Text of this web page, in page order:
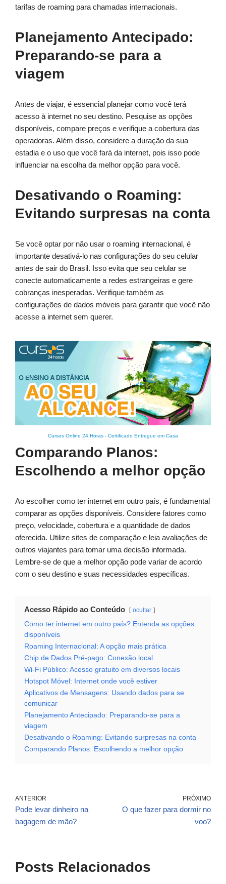
tarifas de roaming para chamadas internacionais.
Planejamento Antecipado:
Preparando-se para a
viagem
Antes de viajar, é essencial planejar como você terá
acesso à internet no seu destino. Pesquise as opções
disponíveis, compare preços e verifique a cobertura das
operadoras. Além disso, considere a duração da sua
estadia e o uso que você fará da internet, pois isso pode
influenciar na escolha da melhor opção para você.
Desativando o Roaming:
Evitando surpresas na conta
Se você optar por não usar o roaming internacional, é
importante desativá-lo nas configurações do seu celular
antes de sair do Brasil. Isso evita que seu celular se
conecte automaticamente a redes estrangeiras e gere
cobranças inesperadas. Verifique também as
configurações de dados móveis para garantir que você não
acesse a internet sem querer.
Cursos Online 24 Horas - Certificado Entregue em Casa
Comparando Planos:
Escolhendo a melhor opção
Ao escolher como ter internet em outro país, é fundamental
comparar as opções disponíveis. Considere fatores como
preço, velocidade, cobertura e a quantidade de dados
oferecida. Utilize sites de comparação e leia avaliações de
outros viajantes para tomar uma decisão informada.
Lembre-se de que a melhor opção pode variar de acordo
com o seu destino e suas necessidades específicas.
Acesso Rápido ao Conteúdo ocultar
Como ter internet em outro país? Entenda as opções
disponíveis
Roaming Internacional: A opção mais prática
Chip de Dados Pré-pago: Conexão local
Wi-Fi Público: Acesso gratuito em diversos locais
Hotspot Móvel: Internet onde você estiver
Aplicativos de Mensagens: Usando dados para se
comunicar
Planejamento Antecipado: Preparando-se para a
viagem
Desativando o Roaming: Evitando surpresas na conta
Comparando Planos: Escolhendo a melhor opção
ANTERIOR
Pode levar dinheiro na
bagagem de mão?
PRÓXIMO
O que fazer para dormir no
voo?
Posts Relacionados